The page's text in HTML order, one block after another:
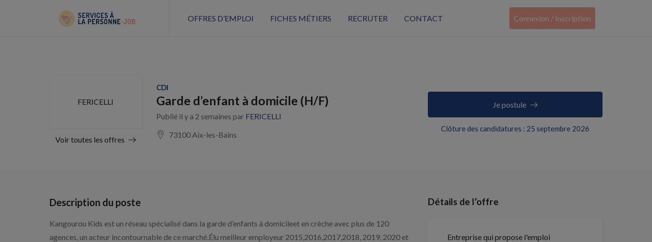
OFFRES D’EMPLOI FICHES MÉTIERS RECRUTER CONTACT Connexion / Inscription
FERICELLI
Voir toutes les offres
CDI
Garde d’enfant à domicile (H/F)
Publié il y a 2 semaines par FERICELLI
73100 Aix-les-Bains
Clôture des candidatures : 25 septembre 2026
Je postule
Description du poste
Kangourou Kids est un réseau spécialisé dans la garde d’enfants à domicileet en crèche avec plus de 120
agences, un acteur incontournable de ce marché.Élu meilleur employeur 2015,2016,2017,2018, 2019, 2020 et
Détails de l’offre
Entreprise qui propose l'emploi